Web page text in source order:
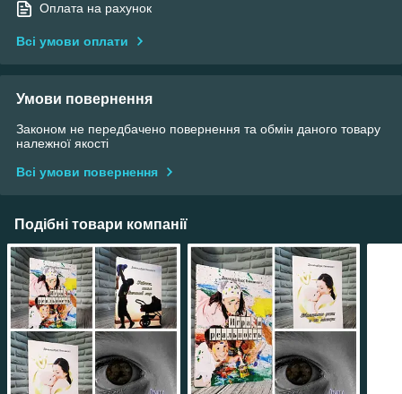
Оплата на рахунок
Всі умови оплати
Умови повернення
Законом не передбачено повернення та обмін даного товару
належної якості
Всі умови повернення
Подібні товари компанії